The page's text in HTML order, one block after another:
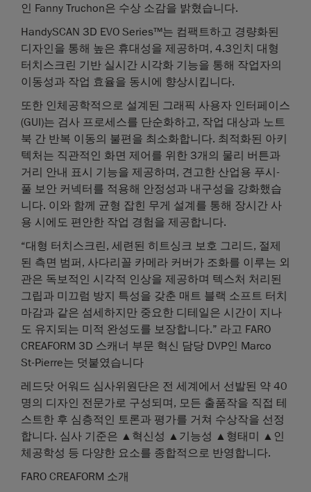
인 Fanny Truchon은 수상 소감을 밝혔습니다.
HandySCAN 3D EVO Series™는 컴팩트하고 경량화된
디자인을 통해 높은 휴대성을 제공하며, 4.3인치 대형
터치스크린 기반 실시간 시각화 기능을 통해 작업자의
이동성과 작업 효율을 동시에 향상시킵니다.
또한 인체공학적으로 설계된 그래픽 사용자 인터페이스
(GUI)는 검사 프로세스를 단순화하고, 작업 대상과 노트
북 간 반복 이동의 불편을 최소화합니다. 최적화된 아키
텍처는 직관적인 화면 제어를 위한 3개의 물리 버튼과
거리 안내 표시 기능을 제공하며, 견고한 산업용 푸시-
풀 보안 커넥터를 적용해 안정성과 내구성을 강화했습
니다. 이와 함께 균형 잡힌 무게 설계를 통해 장시간 사
용 시에도 편안한 작업 경험을 제공합니다.
“대형 터치스크린, 세련된 히트싱크 보호 그리드, 절제
된 측면 범퍼, 사다리꼴 카메라 커버가 조화를 이루는 외
관은 독보적인 시각적 인상을 제공하며 텍스처 처리된
그립과 미끄럼 방지 특성을 갖춘 매트 블랙 소프트 터치
마감과 같은 섬세하지만 중요한 디테일은 시간이 지나
도 유지되는 미적 완성도를 보장합니다.” 라고 FARO
CREAFORM 3D 스캐너 부문 혁신 담당 DVP인 Marco
St‑Pierre는 덧붙였습니다
레드닷 어워드 심사위원단은 전 세계에서 선발된 약 40
명의 디자인 전문가로 구성되며, 모든 출품작을 직접 테
스트한 후 심층적인 토론과 평가를 거쳐 수상작을 선정
합니다. 심사 기준은 ▲혁신성 ▲기능성 ▲형태미 ▲인
체공학성 등 다양한 요소를 종합적으로 반영합니다.
FARO CREAFORM 소개